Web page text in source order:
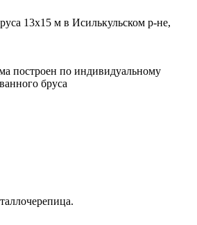
13х15 м в Исилькульском р-не,
построен по индивидуальному
бруса